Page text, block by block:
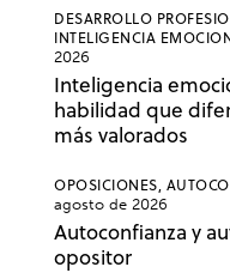
DESARROLLO
INTELIGENCIA
2026
Inteligencia
habilidad que
más valorados
OPOSICIONES,
agosto de 2026
Autoconfianza y
opositor